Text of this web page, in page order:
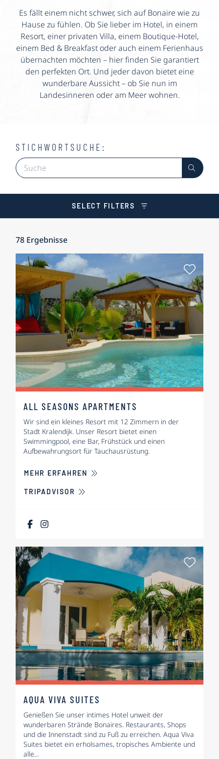
Es fällt einem nicht schwer, sich auf Bonaire wie zu
Hause zu fühlen. Ob Sie lieber im Hotel, in einem
Resort, einer privaten Villa, einem Boutique-Hotel,
einem Bed & Breakfast oder auch einem Ferienhaus
übernachten möchten – hier finden Sie garantiert
den perfekten Ort. Und jeder davon bietet eine
wunderbare Aussicht – ob Sie nun im
Landesinneren oder am Meer wohnen.
STICHWORTSUCHE:
SELECT FILTERS
78 Ergebnisse
Als
ALL SEASONS APARTMENTS
Wir sind ein kleines Resort mit 12 Zimmern in der
Stadt Kralendijk. Unser Resort bietet einen
Swimmingpool, eine Bar, Frühstück und einen
Aufbewahrungsort für Tauchausrüstung.
MEHR ERFAHREN ÜBER ALL SEASONS APARTMENTS
TRIPADVISOR
Als
AQUA VIVA SUITES
Genießen Sie unser intimes Hotel unweit der
wunderbaren Strände Bonaires. Restaurants, Shops
und die Innenstadt sind zu Fuß zu erreichen. Aqua Viva
Suites bietet ein erholsames, tropisches Ambiente und
alle...